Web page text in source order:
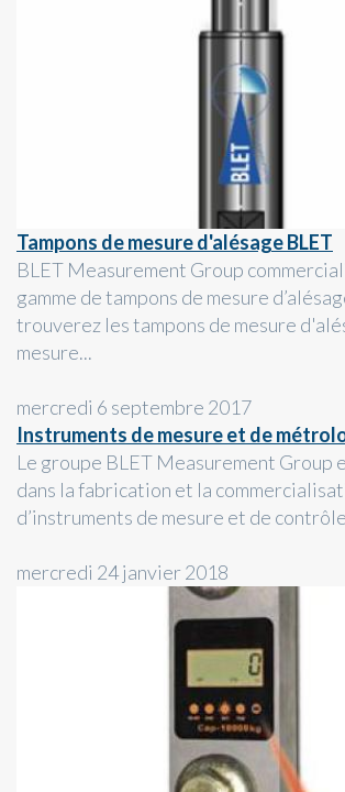
Tampons de mesure d'alésage BLET
BLET Measurement Group
gamme de tampons de mesure
trouverez les tampons de mesure
mesure...
mercredi 6 septembre 2017
Instruments de mesure et de
Le groupe BLET Measurement Group
dans la fabrication et la
d’instruments de mesure et de
mercredi 24 janvier 2018